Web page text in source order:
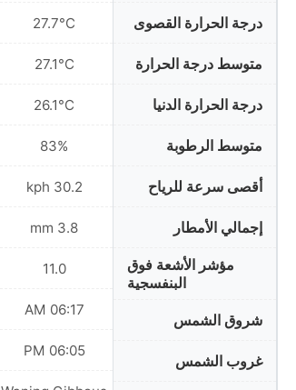
درجة الحرارة القصوى
متوسط درجة الحرارة
درجة الحرارة الدنيا
متوسط الرطوبة
أقصى سرعة للرياح
إجمالي الأمطار
مؤشر الأشعة فوق
البنفسجية
شروق الشمس
غروب الشمس
27.7°C
27.1°C
26.1°C
83%
30.2 kph
3.8 mm
11.0
06:17 AM
06:05 PM